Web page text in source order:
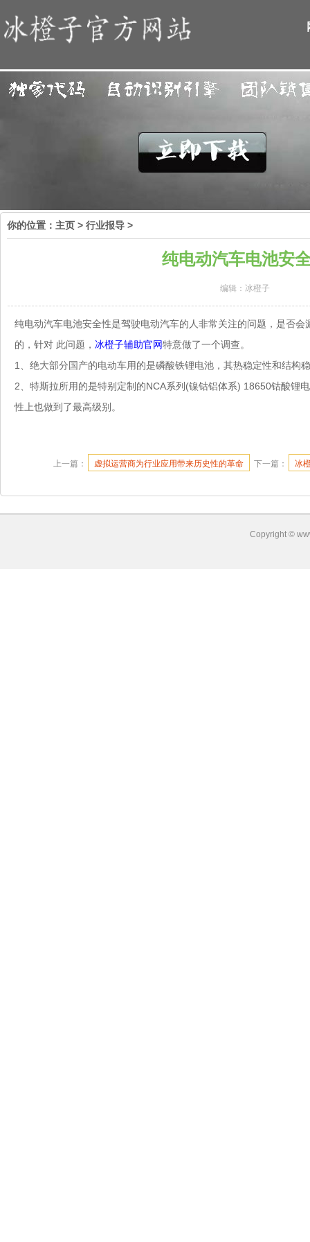
你的位置： 主页 > 行业报导 >
纯电动汽车电池安
编辑：冰橙子
纯电动汽车电池安全性是驾驶电动汽车的人非常关注的问题，是否
的，针对 此问题， 冰橙子辅助官网特意做了一个调查。
1、绝大部分国产的电动车用的是磷酸铁锂电池，其热稳定性和结构
2、特斯拉所用的是特别定制的NCA系列(镍钴铝体系) 18650钴酸锂
性上也做到了最高级别。
上一篇： 虚拟运营商为行业应用带来历史性的革命 下一篇： 冰
Copyright ©